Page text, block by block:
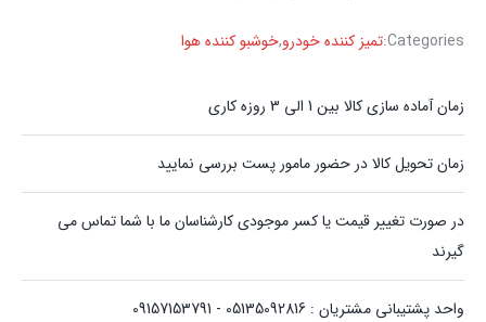
Categories:تمیز کننده خودرو,خوشبو کننده هوا
زمان آماده سازی کالا بین 1 الی 3 روزه کاری
زمان تحویل کالا در حضور مامور پست بررسی نمایید
در صورت تغییر قیمت یا کسر موجودی کارشناسان ما با شما تماس می
گیرند
واحد پشتیبانی مشتریان : 05135092816 - 09157153791